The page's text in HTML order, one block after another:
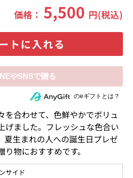
価格： 5,500 円(税込)
トに入れる
い相手にeギフトで贈るのeギフトとは？
を合わせて、色鮮やかでボリュ
げました。フレッシュな色合い
夏生まれの人への誕生日プレゼ
物におすすめです。
サイド